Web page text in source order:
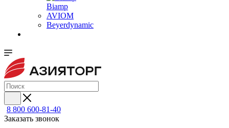
Biamp
AVIOM
Beyerdynamic
8 800 600-81-40
Заказать звонок